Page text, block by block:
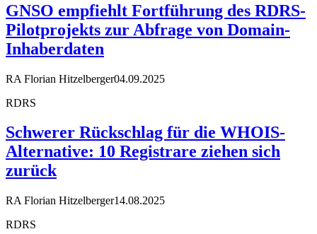
GNSO empfiehlt Fortführung des RDRS-
Pilotprojekts zur Abfrage von Domain-
Inhaberdaten
RA Florian Hitzelberger04.09.2025
RDRS
Schwerer Rückschlag für die WHOIS-
Alternative: 10 Registrare ziehen sich
zurück
RA Florian Hitzelberger14.08.2025
RDRS